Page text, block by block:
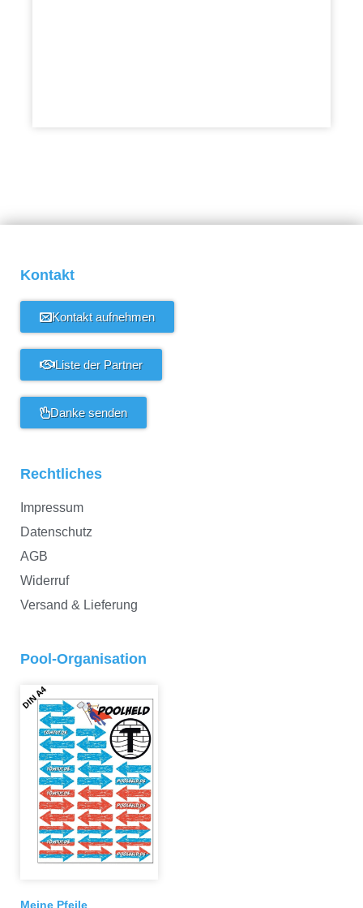
Kontakt
Kontakt aufnehmen
Liste der Partner
Danke senden
Rechtliches
Impressum
Datenschutz
AGB
Widerruf
Versand & Lieferung
Pool-Organisation
Meine Pfeile